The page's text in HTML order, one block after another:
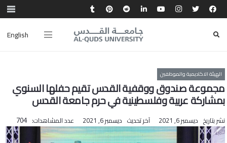
English
الهيئة الاكاديمية والموظفين
مجموعة صندوق ووقفية القدس تقيم حفلها السنوي
بمشاركة عربية وفلسطينية في حرم جامعة القدس
نشر بتاريخ ديسمبر 6, 2021 آخر تحديث ديسمبر 6, 2021 عدد المشاهدات: 704